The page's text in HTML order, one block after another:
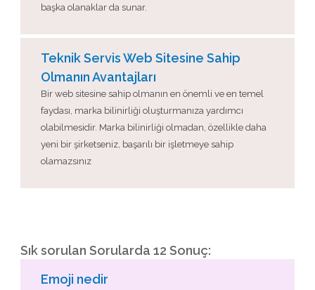
başka olanaklar da sunar.
Teknik Servis Web Sitesine Sahip
Olmanın Avantajları
Bir web sitesine sahip olmanın en önemli ve en temel
faydası, marka bilinirliği oluşturmanıza yardımcı
olabilmesidir. Marka bilinirliği olmadan, özellikle daha
yeni bir şirketseniz, başarılı bir işletmeye sahip
olamazsınız
Sık sorulan Sorularda 12 Sonuç:
Emoji nedir